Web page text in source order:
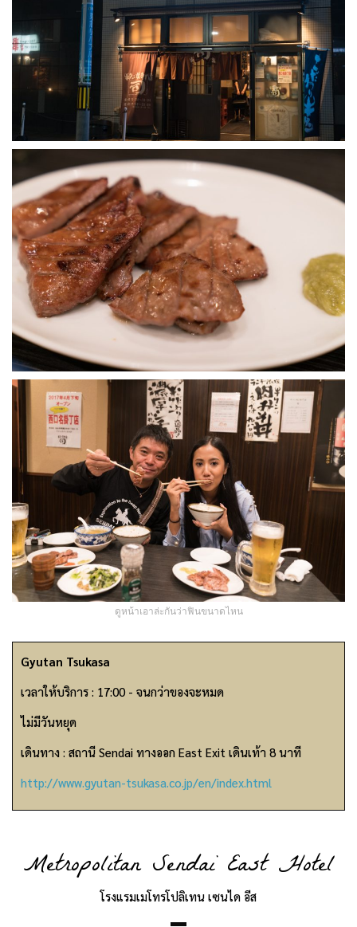
ดูหน้าเอาล่ะกันว่าฟินขนาดไหน
Gyutan Tsukasa
เวลาให้บริการ : 17:00 - จนกว่าของจะหมด
ไม่มีวันหยุด
เดินทาง : สถานี Sendai ทางออก East Exit เดินเท้า 8 นาที
http://www.gyutan-tsukasa.co.jp/en/index.html
Metropolitan Sendai East Hotel
โรงแรมเมโทรโปลิเทน เซนได อีส